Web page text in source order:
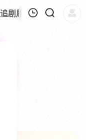
追剧周表 今日更新